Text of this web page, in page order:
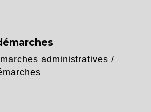
administratives /